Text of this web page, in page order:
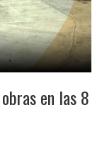
en las 8